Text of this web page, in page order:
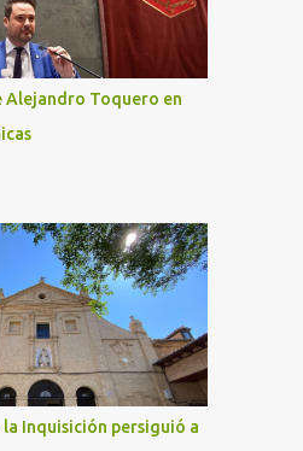
Alejandro Toquero en
la Inquisición persiguió a